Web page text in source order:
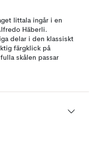
Iittala ingår i en
Häberli.
delar i den klassiskt
färgklick på
skålen passar